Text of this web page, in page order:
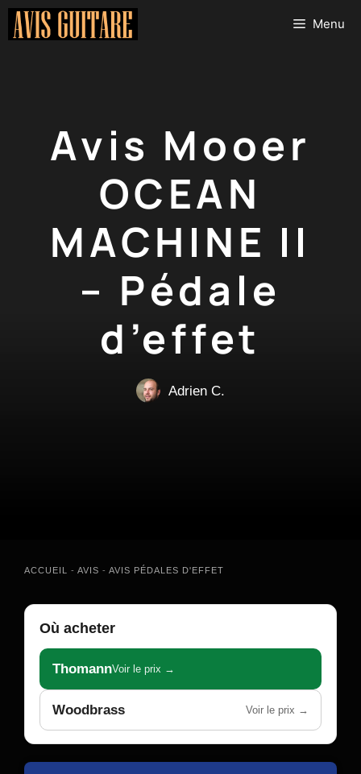
Aller
Menu
Avis Mooer
OCEAN
MACHINE II
– Pédale
d’effet
Adrien C.
ACCUEIL - AVIS - AVIS PÉDALES D'EFFET
Où acheter
ThomannVoir le prix →
Woodbrass Voir le prix →